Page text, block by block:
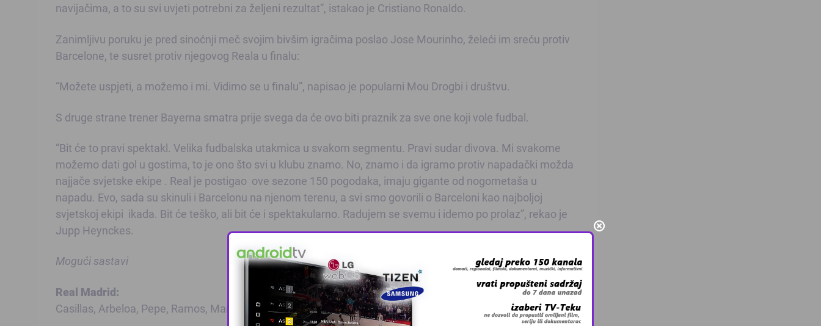
navijačima, a to su svi uvjeti potrebni za željeni rezultat”, istakao je Cristiano Ronaldo.
Zanimljivu poruku je pred sinoćnji meč svojim bivšim igračima poslao Jose Mourinho, želeći im sreću protiv
Barcelone, te susret protiv njegovog Reala u finalu:
“Možete uspjeti, a možemo i mi. Vidimo se u finalu”, napisao je popularni Mou Drogbi i društvu.
S druge strane trener Bayerna smatra prije svega da će ovo biti praznik za sve one koji vole fudbal.
“Bit će to pravi spektakl. Velika fudbalska utakmica u svakom segmentu. Pravi sudar divova. Mi svakome
možemo dati gol u gostima, to je ono što svi u klubu znamo. No, znamo i da igramo protiv napadački možda
najjače svjetske ekipe . Real je postigao ove sezone 150 pogodaka, imaju gigante od nogometaša u
napadu. Evo, sada su skinuli i Barcelonu na njenom terenu, a svi smo govorili o Barceloni kao najboljoj
svjetskoj ekipi ikada. Bit će teško, ali bit će i spektakularno. Radujem se svemu i idemo po prolaz”, rekao je
Jupp Heynckes.
Mogući sastavi
Real Madrid:
Casillas, Arbeloa, Pepe, Ramos, Marcelo, Khedira, Alonso, Di Maria, Ozil, Ronaldo, Benzema.